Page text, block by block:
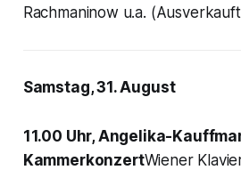
Rachmaninow u.a.
Samstag, 31. August
11.00 Uhr, Angelika-
KammerkonzertWiener